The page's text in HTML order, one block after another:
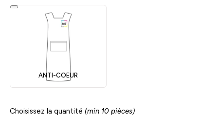
ANTI-COEUR
Choisissez la quantité (min 10 pièces)